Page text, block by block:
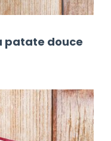
patate douce